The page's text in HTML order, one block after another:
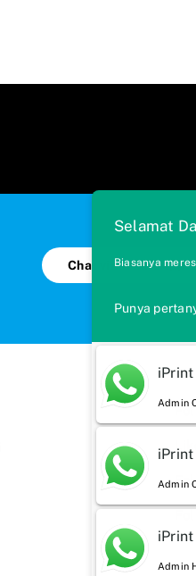
Chat via WhatsApp
Selamat
Biasanya
Punya
iPrint
Admin
iPrint
Admin
Admin